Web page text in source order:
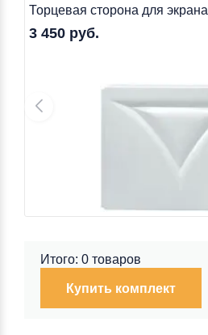
Торцевая сторона для экрана
3 450 руб.
Купить комплект
Итого: 0 товаров